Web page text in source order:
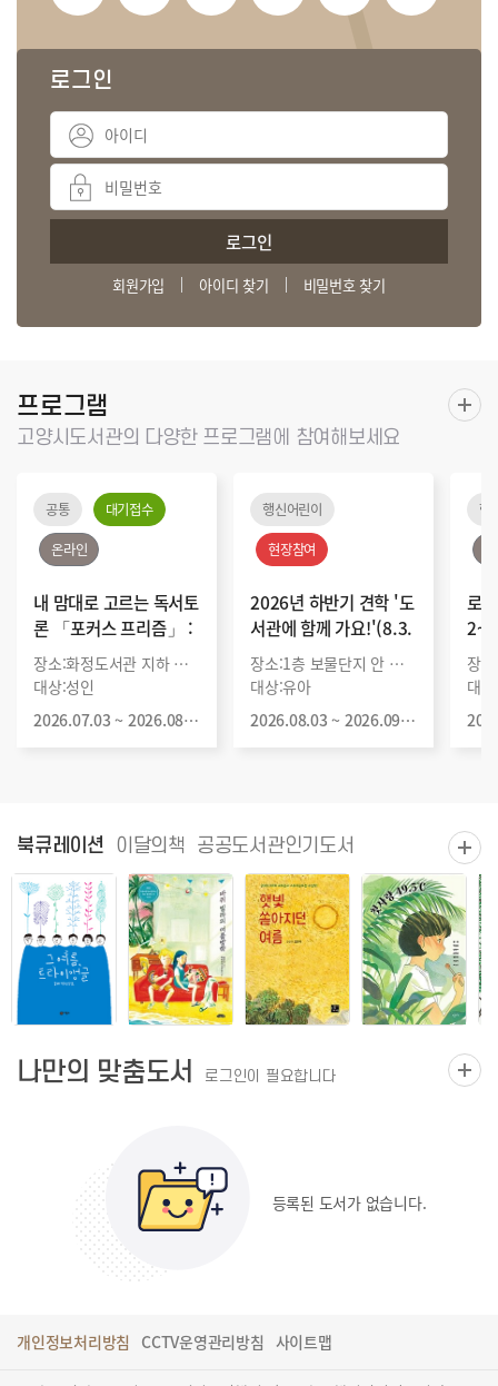
로그인
로그인
회원가입 아이디 찾기 비밀번호 찾기
프로그램
고양시도서관의 다양한 프로그램에 참여해보세요
공통
대기접수
온라인
내 맘대로 고르는 독서토
론 「포커스 프리즘」 :
독서토론 몰입하기 편 장소:화정도서관 지하 꽃뜰
대상:성인
2026.07.03 ~ 2026.08.14
행신어린이
현장참여
2026년 하반기 견학 '도
서관에 함께 가요!'(8.3.
(월) 10부터 전화접수)장소:1층 보물단지 안 아기도서관
대상:유아
2026.08.03 ~ 2026.09.03
행
로
장
대
북큐레이션 이달의책 공공도서관인기도서
나만의 맞춤도서 로그인이 필요합니다
등록된 도서가 없습니다.
개인정보처리방침 CCTV운영관리방침 사이트맵